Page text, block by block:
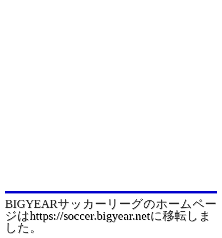
BIGYEARサッカーリーグのホームペー
ジはhttps://soccer.bigyear.netに移転しま
した。